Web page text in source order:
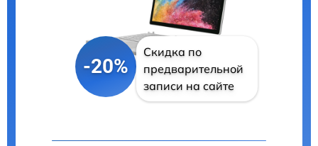
-20%
Скидка по
предварительной
записи на сайте